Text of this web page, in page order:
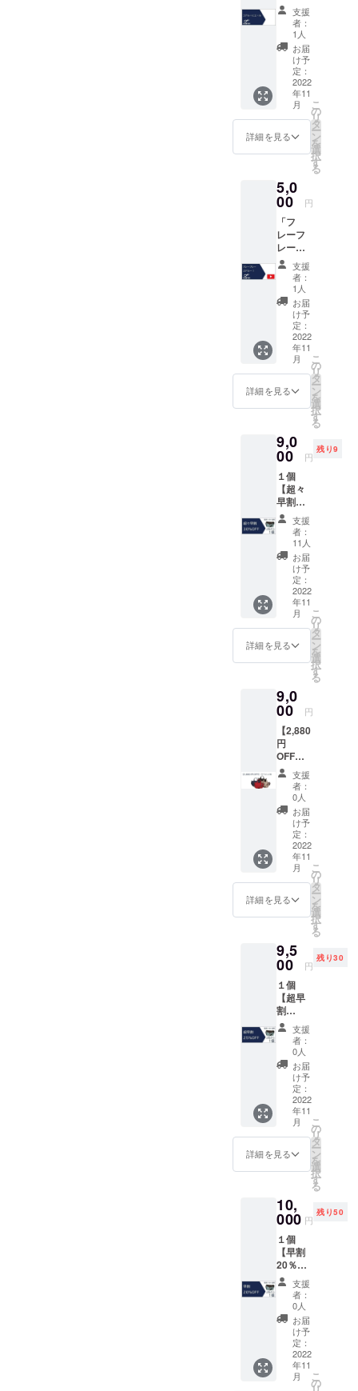
ル」 応
援して
くだ
さった
方には
●心を込
めてお
礼のお
手紙 を
差し上
げま
す。
支援
者：
1人
お届
け予
定：
2022
年11
月
詳細を見る
こ
の
リ
タ
ー
ン
を
選
択
す
る
5,0
00 円
「フ
レーフ
レー、
コア
ルー！
してく
ださっ
た方に
を込め
てお礼
のお手
紙 ●オ
リジナ
ルのミ
トバッ
グ ●
ネット
ショッ
プ
（Store
s店）全
商品で
１回使
える
10％割
引クー
ポン券
１枚
（有効
期間；
2022年
●コア
ルー社
立ち上
げから
12年間
の想い
を込め
た非公
YouTub
e動画の
URL を
差し上
げま
す。 非
公開動
画のコ
げの背
景 ・12
失敗と
成功 ・
壮大す
ぎる夢
支援
者：
1人
お届
け予
定：
2022
年11
月
詳細を見る
こ
の
リ
タ
ー
ン
を
選
択
す
る
9,0
00 円
残り9
１個
【超々
早割
30％OF
F】20名
様限定
定価
12,980
円
→
9,000円
（税・
送料
込） ご
支援い
ただい
は ●心
を込め
てお礼
のお手
紙 ●
ネット
ショッ
（Store
s店）全
商品で
１回使
える
20％割
引クー
ポン券
１枚
12月31
日） ●
コア
ルー
バッグ
「マ
リー」
ネイ
ビーと
スカイ
グレー
の２色
から１
つ を
2022年
11月30
日まで
す。
支援
者：
11人
お届
け予
定：
2022
年11
月
詳細を見る
こ
の
リ
タ
ー
ン
を
選
択
す
る
9,0
00 円
【2,880
円
OFF】
プチマ
ルシェ
１個 定
価
11,880
円
→
9,000円
（税・
送料
込） ご
支援い
ただい
は ●心
を込め
てお礼
のお手
紙 ●
ネット
ショッ
（Store
s店）全
商品で
１回使
える
20％割
引クー
ポン券
１枚
12月31
日） ●
コア
ルー
バッグ
「プチ
マル
シェ」
４色か
ら１つ
を2022
年11月
30日ま
でにお
届けい
支援
者：
0人
お届
け予
定：
2022
年11
月
詳細を見る
こ
の
リ
タ
ー
ン
を
選
択
す
る
9,5
00 円
残り30
１個
【超早
割
25％OF
F】30名
様限定
定価
12,980
円
→
9,500円
（税・
送料
込） ご
支援い
ただい
は ●心
を込め
てお礼
のお手
紙 ●
ネット
ショッ
（Store
s店）全
商品で
１回使
える
20％割
引クー
支援
者：
0人
お届
け予
定：
2022
年11
月
詳細を見る
こ
の
リ
タ
ー
ン
を
選
択
す
る
10,
000 円
残り50
１個
【早割
20％OF
F】50名
様限定
定価
12,980
円
→
10,000
（税・
支援
者：
0人
お届
け予
定：
2022
年11
月
こ
の